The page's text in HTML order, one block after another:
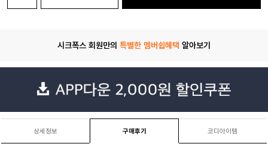
시크폭스 회원만의 특별한 멤버쉽혜택 알아보기
상세정보 구매후기 코디아이템